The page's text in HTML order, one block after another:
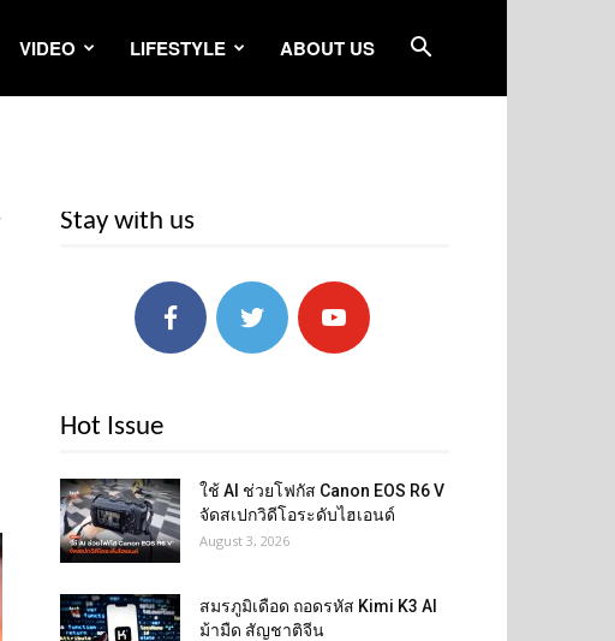
VIDEO LIFESTYLE ABOUT US
Stay with us
Hot Issue
ใช้ AI ช่วยโฟกัส Canon EOS R6 V
จัดสเปกวิดีโอระดับไฮเอนด์
August 3, 2026
สมรภูมิเดือด ถอดรหัส Kimi K3 AI
ม้ามืด สัญชาติจีน